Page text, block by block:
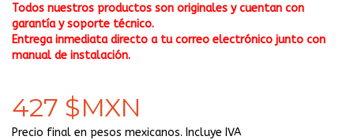
Todos nuestros productos son originales y cuentan con
garantía y soporte técnico.
Entrega inmediata directo a tu correo electrónico junto con
manual de instalación.
427 $MXN
Precio final en pesos mexicanos. Incluye IVA